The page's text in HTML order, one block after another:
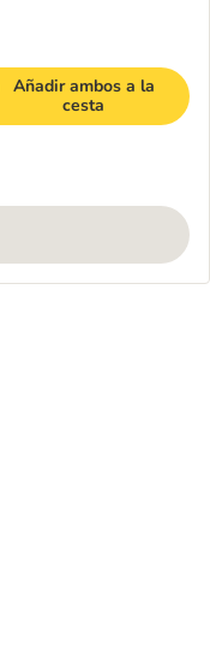
Añadir ambos a la
cesta